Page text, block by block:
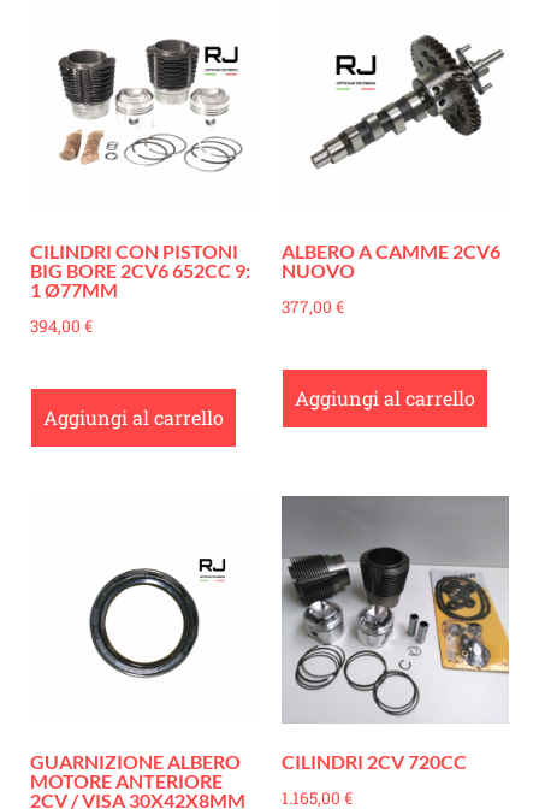
CILINDRI CON PISTONI
BIG BORE 2CV6 652CC 9:
1 Ø77MM
394,00 €
Aggiungi al carrello
ALBERO A CAMME 2CV6
NUOVO
377,00 €
Aggiungi al carrello
GUARNIZIONE ALBERO
MOTORE ANTERIORE
2CV / VISA 30X42X8MM
CILINDRI 2CV 720CC
1.165,00 €